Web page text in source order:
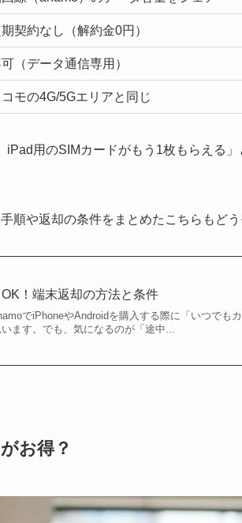
契約なし（解約金0円）
（データ通信専用）
コモの4G/5Gエリアと同じ
用のSIMカードがもう1枚もらえる」
順や返却の条件をまとめたこちらもどう
！端末返却の方法と条件
でiPhoneやAndroidを購入する際に「いつでも
ます。でも、気になるのが「途中...
お得？